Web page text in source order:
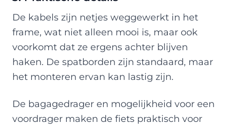
De kabels zijn netjes weggewerkt in het
frame, wat niet alleen mooi is, maar ook
voorkomt dat ze ergens achter blijven
haken. De spatborden zijn standaard, maar
het monteren ervan kan lastig zijn.
De bagagedrager en mogelijkheid voor een
voordrager maken de fiets praktisch voor